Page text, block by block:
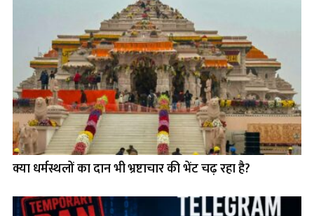
क्या धर्मस्थलों का दान भी भ्रष्टाचार की भेंट चढ़ रहा है?